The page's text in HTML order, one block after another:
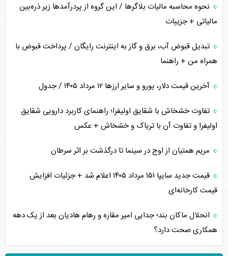
نحوه محاسبه مالیات بلاگر‌ها / این گروه از پردرآمد‌ها زیر ذره‌بین
مالیاتی + جزییات
تبدیل قبوض آب، برق و گاز به اینترنت رایگان / پرداخت قبوض با
همراه من + راهنما
آخرین قیمت دلار، یورو و سایر ارز‌ها ۱۲ مرداد ۱۴۰۵ / جدول
تفاوت خشخاش با شقایق اولیفرا؛ راهنمای کاربرد دارویی شقایق
اولیفرا و تفاوت آن با تریاک و خشخاش + عکس
مریم همتیان از اوج در سینما تا درگذشت بر اثر سرطان
قیمت جدید سایپا ۱۵۱ مرداد ۱۴۰۵ اعلام شد + جزئیات افزایش
قیمت کارخانه‌ای
انحلال ماکان بند؛ جدایی امیر مقاره و رهام هادیان بعد از یک دهه
همکاری صحت دارد؟